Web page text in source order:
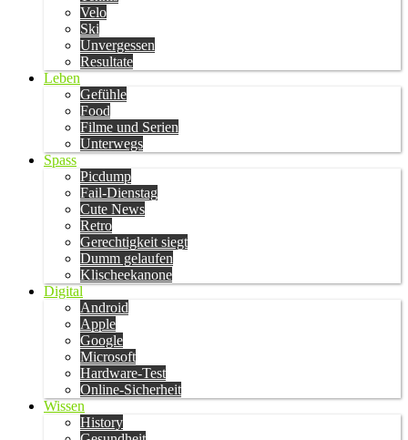
Velo
Ski
Unvergessen
Resultate
Leben
Gefühle
Food
Filme und Serien
Unterwegs
Spass
Picdump
Fail-Dienstag
Cute News
Retro
Gerechtigkeit siegt
Dumm gelaufen
Klischeekanone
Digital
Android
Apple
Google
Microsoft
Hardware-Test
Online-Sicherheit
Wissen
History